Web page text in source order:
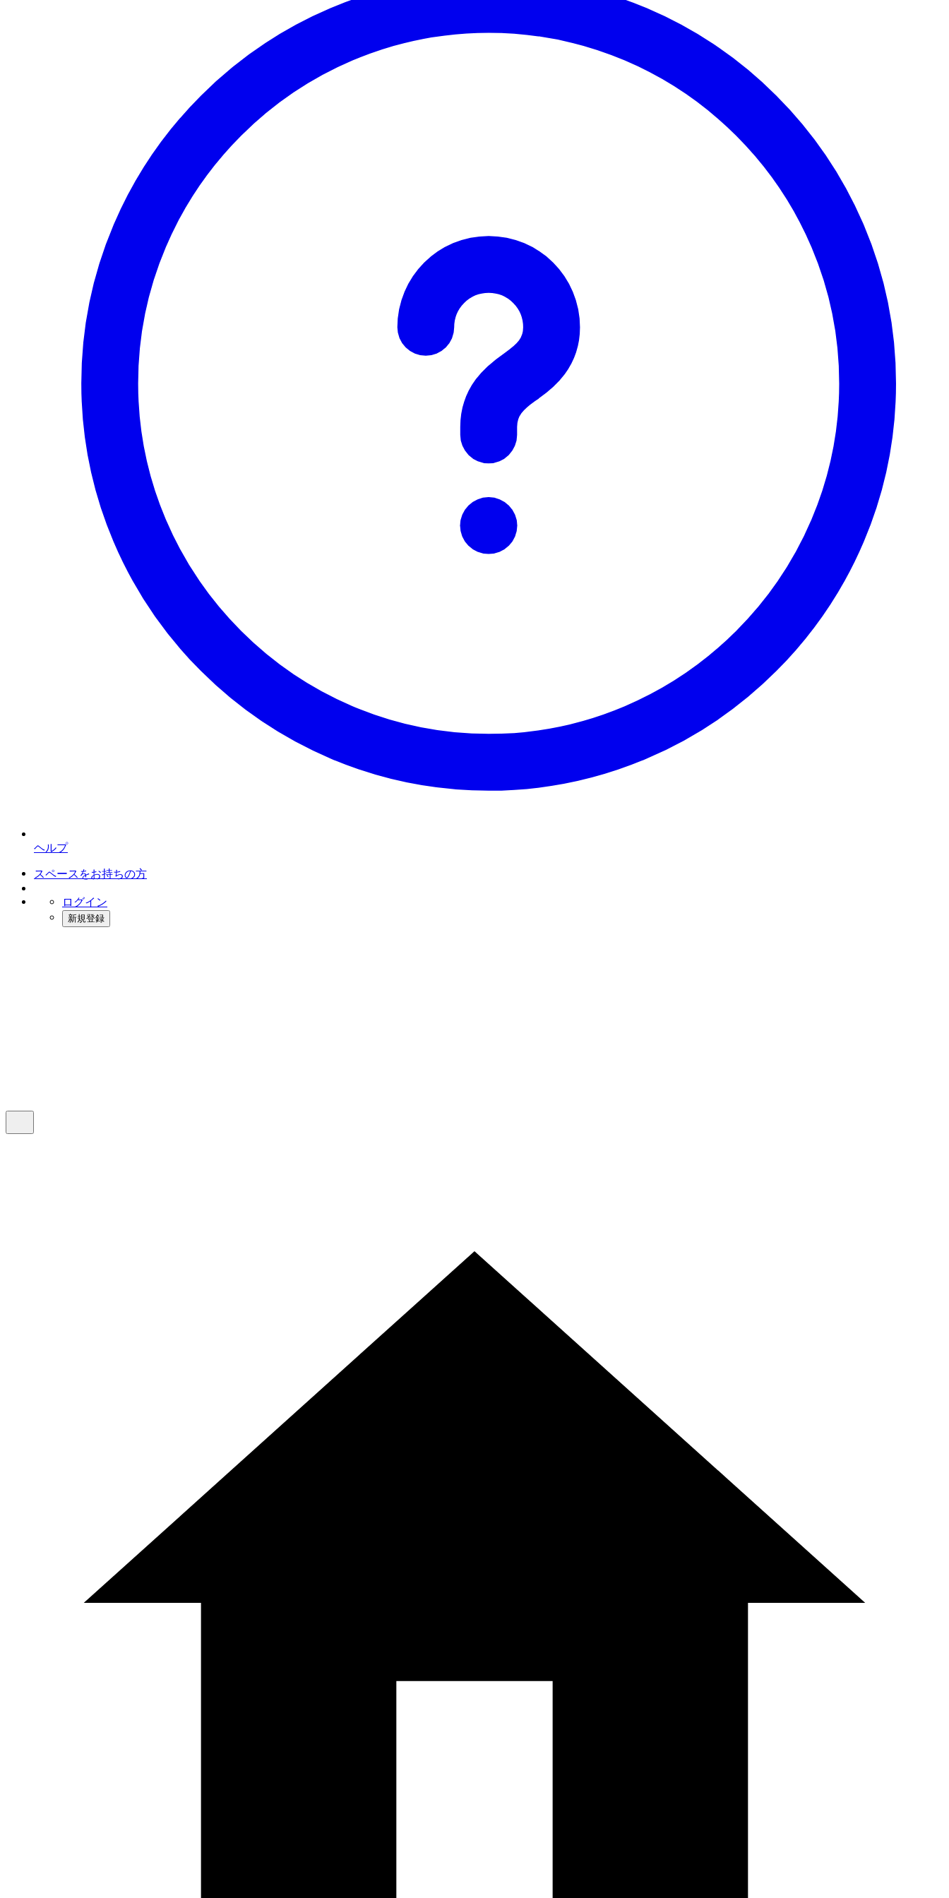
ヘルプ
スペースをお持ちの方
ログイン
新規登録